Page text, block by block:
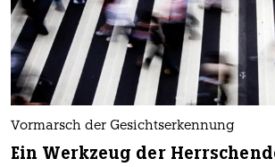
Vormarsch der Gesichtserkennung
Ein Werkzeug der